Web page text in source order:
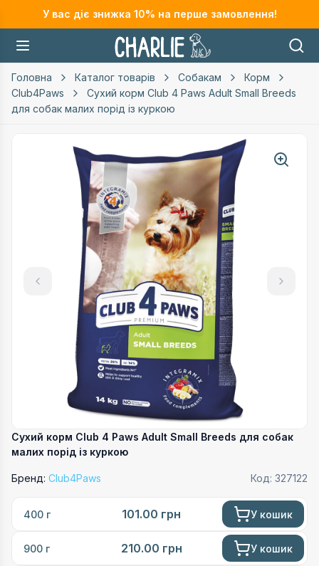
У вас діє знижка 10% на перше замовлення!
Головна Каталог товарів Собакам
Корм
Club4Paws
Сухий корм Club 4 Paws Adult Small Breeds
для собак малих порід із куркою
Сухий корм Club 4 Paws Adult Small Breeds для собак
малих порід із куркою
Бренд: Club4Paws Код: 327122
400 г 101.00 грн У кошик
900 г 210.00 грн У кошик